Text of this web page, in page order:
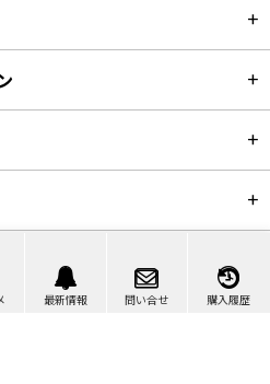
最新情報 問い合せ 購入履歴